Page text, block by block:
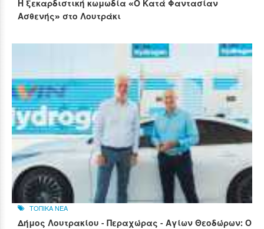
Η ξεκαρδιστική κωμωδία «Ο Κατά Φαντασίαν
Ασθενής» στο Λουτράκι
ΤΟΠΙΚΑ ΝΕΑ
Δήμος Λουτρακίου - Περαχώρας - Αγίων Θεοδώρων: Ο